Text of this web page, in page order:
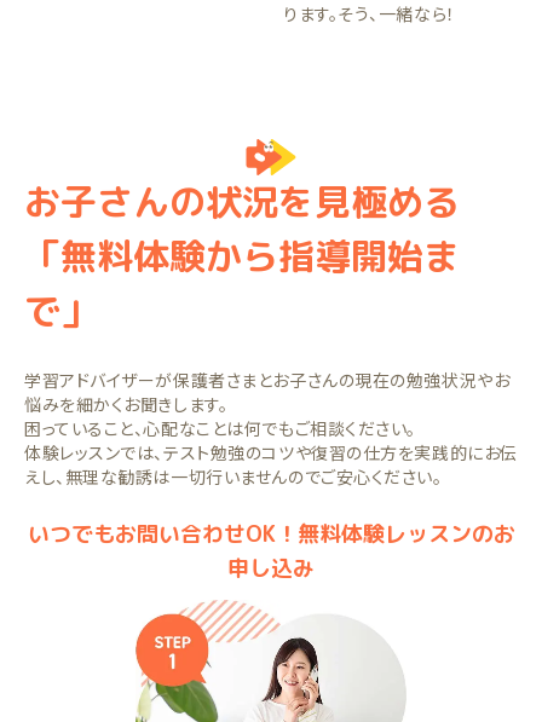
ります。そう、一緒なら！
お子さんの状況を見極める
「無料体験から指導開始ま
で」
学習アドバイザーが保護者さまとお子さんの現在の勉強状況やお
悩みを細かくお聞きします。
困っていること、心配なことは何でもご相談ください。
体験レッスンでは、テスト勉強のコツや復習の仕方を実践的にお伝
えし、無理な勧誘は一切行いませんのでご安心ください。
いつでもお問い合わせOK！無料体験レッスンのお
申し込み